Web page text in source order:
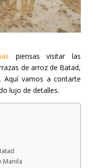
piensas visitar las
de arroz de Batad,
Aquí vamos a contarte
lujo de detalles.
Manila